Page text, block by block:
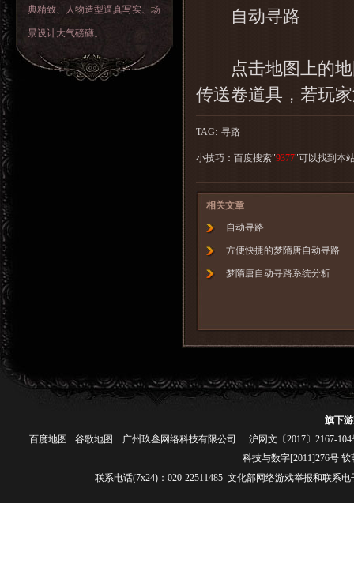
典精致、人物造型逼真写实、场
景设计大气磅礴。
点击地图上的地
传送卷道具，若玩
TAG: 寻路
小技巧：百度搜索"9377"可以找到本
相关文章
自动寻路
方便快捷的梦隋唐自动寻路
梦隋唐自动寻路系统分析
旗下
广州玖叁网络科技有限公司
沪网文〔2017〕2167-104
科技与数字[2011]276号 软
联系电话(7x24)：020-22511485 文化部网络游戏举报和联系
百度地图 谷歌地图